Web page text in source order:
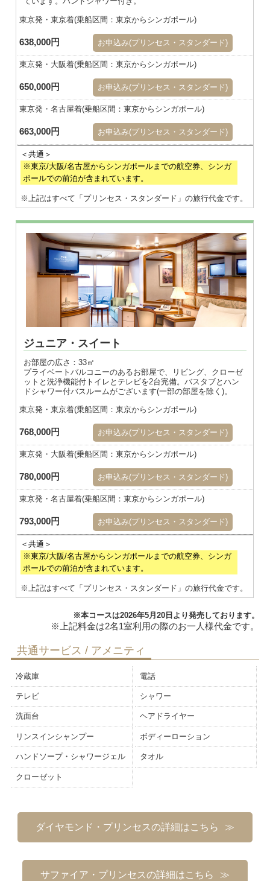
東京発・東京着(乗船区間：東京からシンガポール)
638,000円 お申込み(プリンセス・スタンダード)
東京発・大阪着(乗船区間：東京からシンガポール)
650,000円 お申込み(プリンセス・スタンダード)
東京発・名古屋着(乗船区間：東京からシンガポール)
663,000円 お申込み(プリンセス・スタンダード)
※東京/大阪/名古屋からシンガポールまでの航空券、シンガ
ポールでの前泊が含まれています。
※上記はすべて「プリンセス・スタンダード」の旅行代金です。
※画像はダブル
ジュニア・スイート
お部屋の広さ：33㎡
プライベートバルコニーのあるお部屋で、リビング、クローゼ
ットと洗浄機能付トイレとテレビを2台完備。バスタブとハン
ドシャワー付バスルームがございます(一部の部屋を除く)。
東京発・東京着(乗船区間：東京からシンガポール)
768,000円 お申込み(プリンセス・スタンダード)
東京発・大阪着(乗船区間：東京からシンガポール)
780,000円 お申込み(プリンセス・スタンダード)
東京発・名古屋着(乗船区間：東京からシンガポール)
793,000円 お申込み(プリンセス・スタンダード)
※東京/大阪/名古屋からシンガポールまでの航空券、シンガ
ポールでの前泊が含まれています。
※上記はすべて「プリンセス・スタンダード」の旅行代金です。
※本コースは2026年5月20日より発売しております。
共通サービス / アメニティ
冷蔵庫 電話
テレビ シャワー
洗面台 ヘアドライヤー
リンスインシャンプー ボディーローション
ハンドソープ・シャワージェル タオル
クローゼット
ダイヤモンド・プリンセスの詳細はこちら
サファイア・プリンセスの詳細はこちら